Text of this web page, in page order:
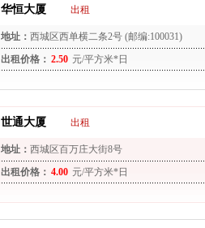
华恒大厦 出租
地址： 西城区西单横二条2号 (邮编:100031)
出租价格： 2.50 元/平方米*日
世通大厦 出租
地址： 西城区百万庄大街8号
出租价格： 4.00 元/平方米*日